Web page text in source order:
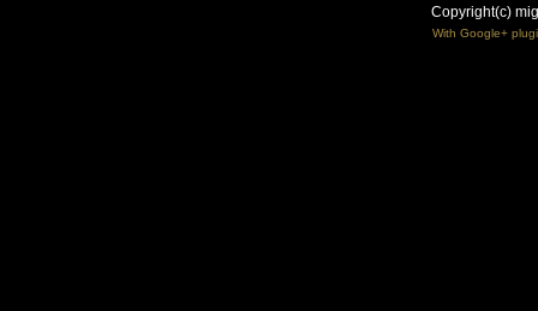
Copyright(c)
With Google+